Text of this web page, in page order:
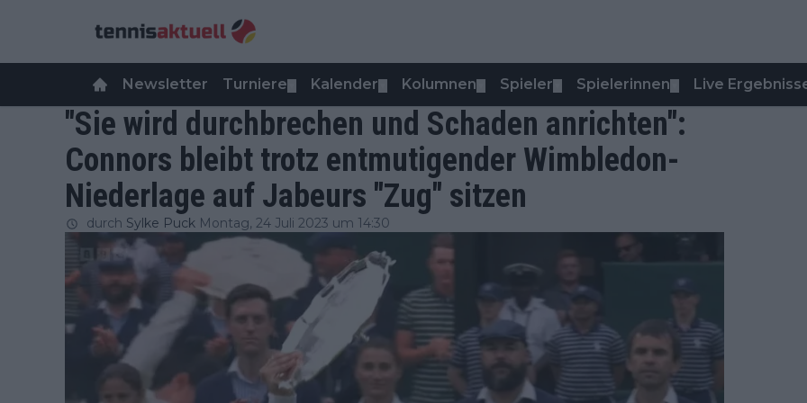
Newsletter Turniere Kalender Kolumnen Spieler Spielerinnen Live
"Sie wird durchbrechen und Schaden anrichten":
Connors bleibt trotz entmutigender Wimbledon-
Niederlage auf Jabeurs "Zug" sitzen
durch Sylke Puck Montag, 24 Juli 2023 um 14:30